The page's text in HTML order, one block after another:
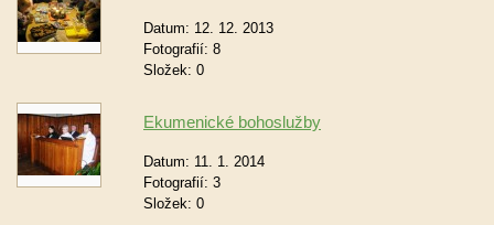
Datum: 12. 12. 2013
Fotografií: 8
Složek: 0
Ekumenické bohoslužby
Datum: 11. 1. 2014
Fotografií: 3
Složek: 0